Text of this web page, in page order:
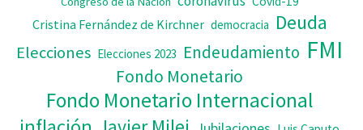
Cristina Fernández de Kirchner democracia Deuda
Elecciones Elecciones 2023 Endeudamiento FMI
Fondo Monetario
Fondo Monetario Internacional